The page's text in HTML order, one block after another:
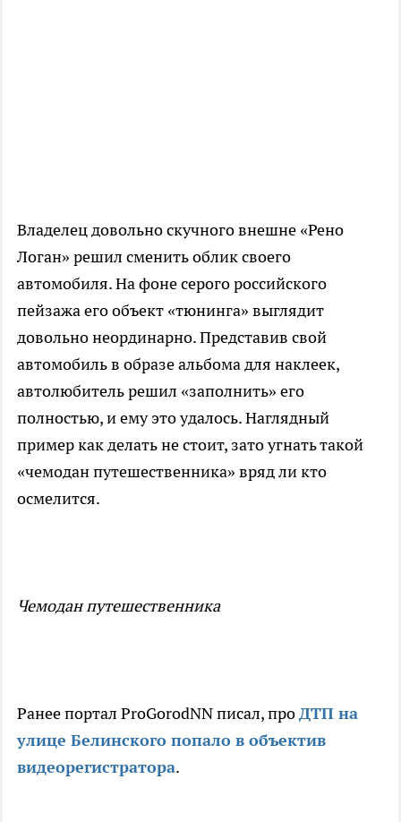
Владелец довольно скучного внешне «Рено
Логан» решил сменить облик своего
автомобиля. На фоне серого российского
пейзажа его объект «тюнинга» выглядит
довольно неординарно. Представив свой
автомобиль в образе альбома для наклеек,
автолюбитель решил «заполнить» его
полностью, и ему это удалось. Наглядный
пример как делать не стоит, зато угнать такой
«чемодан путешественника» вряд ли кто
осмелится.
Чемодан путешественника
Ранее портал ProGorodNN писал, проДТП на
улице Белинского попало в объектив
видеорегистратора.